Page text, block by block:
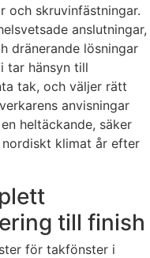
och skruvinfästningar.
anslutningar,
dränerande lösningar
tar hänsyn till
tak, och väljer rätt
anvisningar
heltäckande, säker
klimat år efter
till finish
för takfönster i